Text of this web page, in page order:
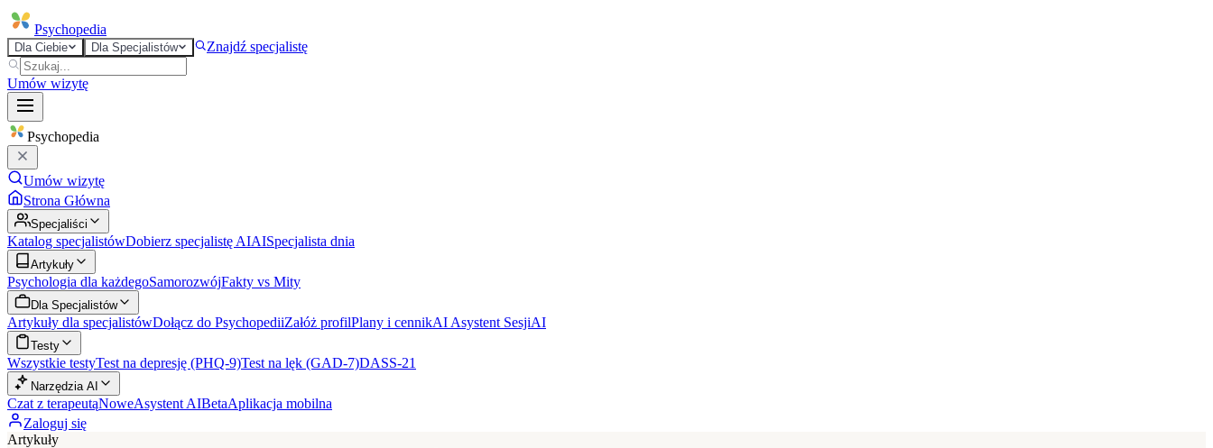
Psychopedia
Dla Ciebie Dla Specjalistów Znajdź specjalistę
Umów wizytę
Psychopedia
Umów wizytę
Strona Główna
Specjaliści
Katalog specjalistówDobierz specjalistę AIAISpecjalista dnia
Artykuły
Psychologia dla każdegoSamorozwójFakty vs Mity
Dla Specjalistów
Artykuły dla specjalistówDołącz do PsychopediiZałóż profilPlany i cennikAI Asystent SesjiAI
Testy
Wszystkie testyTest na depresję (PHQ-9)Test na lęk (GAD-7)DASS-21
Narzędzia AI
Czat z terapeutąNoweAsystent AIBetaAplikacja mobilna
Zaloguj się
Artykuły